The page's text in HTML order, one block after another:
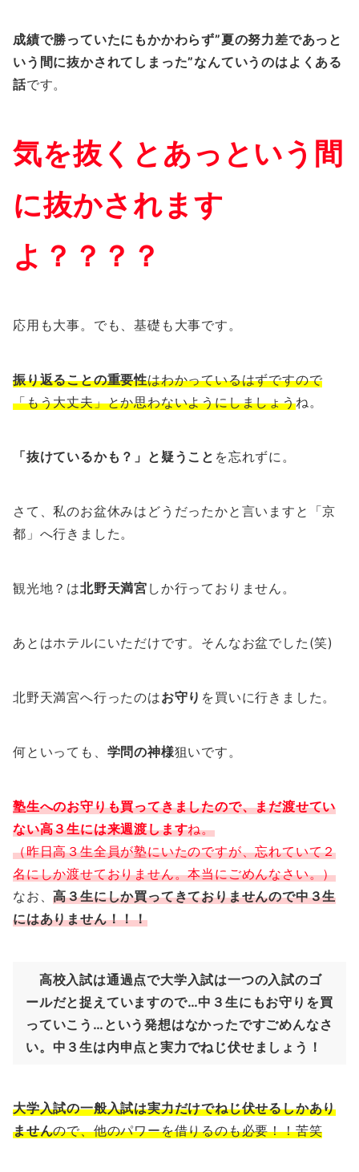
成績で勝っていたにもかかわらず”夏の努力差であっと
いう間に抜かされてしまった”なんていうのはよくある
話です。
気を抜くとあっという間
に抜かされます
よ？？？？
応用も大事。でも、基礎も大事です。
振り返ることの重要性はわかっているはずですので
「もう大丈夫」とか思わないようにしましょうね。
「抜けているかも？」と疑うこと を忘れずに。
さて、私のお盆休みはどうだったかと言いますと「京
都」へ行きました。
観光地？は北野天満宮 しか行っておりません。
あとはホテルにいただけです。そんなお盆でした(笑)
北野天満宮へ行ったのはお守り を買いに行きました。
何といっても、 学問の神様狙いです。
塾生へのお守りも買ってきましたので、まだ渡せてい
ない高３生には来週渡しますね。
（昨日高３生全員が塾にいたのですが、忘れていて２
名にしか渡せておりません。本当にごめんなさい。）
なお、高３生にしか買ってきておりませんので中３生
にはありません！！！
高校入試は通過点で大学入試は一つの入試のゴ
ールだと捉えていますので…中３生にもお守りを買
っていこう…という発想はなかったですごめんなさ
い。中３生は内申点と実力でねじ伏せましょう！
大学入試の一般入試は実力だけでねじ伏せるしかあり
ませんので、他のパワーを借りるのも必要！！苦笑